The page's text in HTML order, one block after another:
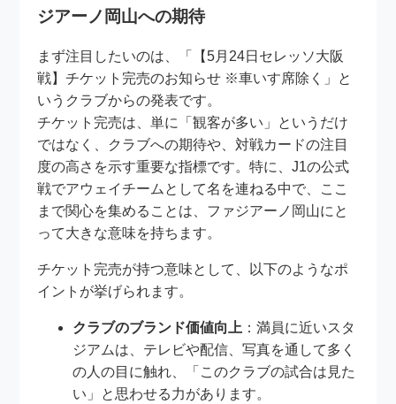
ジアーノ岡山への期待
まず注目したいのは、「【5月24日セレッソ大阪
戦】チケット完売のお知らせ ※車いす席除く」と
いうクラブからの発表です。
チケット完売は、単に「観客が多い」というだけ
ではなく、クラブへの期待や、対戦カードの注目
度の高さを示す重要な指標です。特に、J1の公式
戦でアウェイチームとして名を連ねる中で、ここ
まで関心を集めることは、ファジアーノ岡山にと
って大きな意味を持ちます。
チケット完売が持つ意味として、以下のようなポ
イントが挙げられます。
クラブのブランド価値向上 ：満員に近いスタ
ジアムは、テレビや配信、写真を通して多く
の人の目に触れ、「このクラブの試合は見た
い」と思わせる力があります。